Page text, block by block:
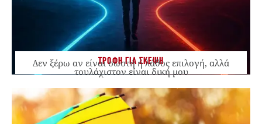
ΤΡΟΦΗ ΓΙΑ ΣΚΕΨΗ
Δεν ξέρω αν είναι σωστή ή λάθος επιλογή, αλλά
τουλάχιστον είναι δική μου